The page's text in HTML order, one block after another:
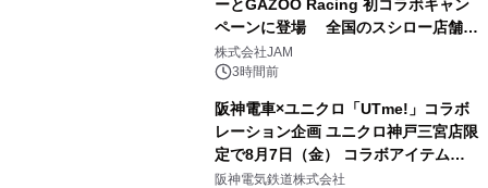
ーとGAZOO Racing 初コラボキャン
ペーンに登場 全国のスシロー店舗で
GR 4車種の FUNBOO(ミニカー)付き
メニューが展開されます
株式会社JAM
3時間前
阪神電車×ユニクロ「UTme!」コラボ
レーション企画 ユニクロ神戸三宮店限
定で8月7日（金） コラボアイテムが
発売決定！
阪神電気鉄道株式会社